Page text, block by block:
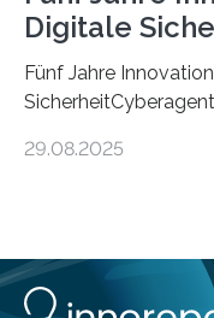
Digitale
Fünf Jahre
ErfolgeDie Agentur
Forschungsarbeit,
feierlichen
29.08.2025